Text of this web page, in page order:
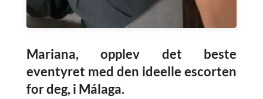
Mariana, opplev det beste
eventyret med den ideelle escorten
for deg, i Málaga.